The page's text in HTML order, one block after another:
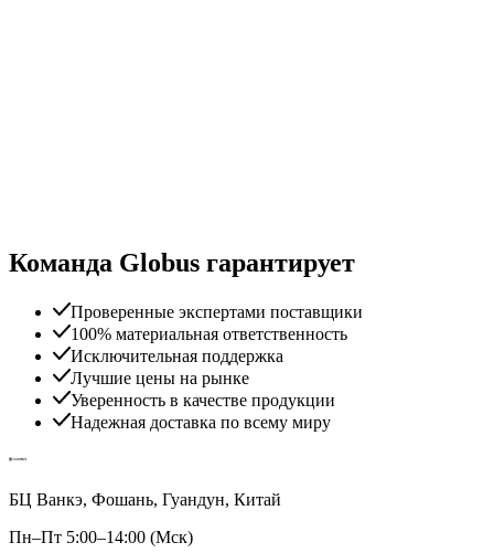
Команда Globus гарантирует
Проверенные экспертами поставщики
100% материальная ответственность
Исключительная поддержка
Лучшие цены на рынке
Уверенность в качестве продукции
Надежная доставка по всему миру
БЦ Ванкэ, Фошань, Гуандун, Китай
Пн–Пт 5:00–14:00 (Мск)